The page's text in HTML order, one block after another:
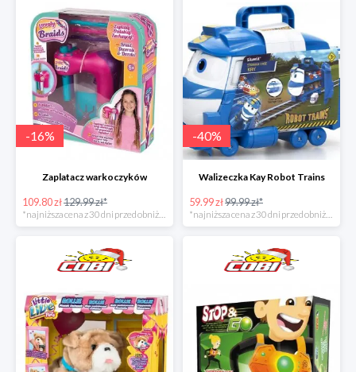
-16%
Zaplatacz warkoczyków
109.80 zł129.99 zł*
*najniższa cena z 30 dni przed obniżką
-40%
Walizeczka Kay Robot Trains
59.99 zł99.99 zł*
*najniższa cena z 30 dni przed obniżką